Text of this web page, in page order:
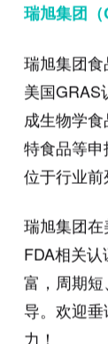
瑞旭集团（
瑞旭集团
美国GRAS
成生物学
特食品等
位于行业前
瑞旭集团
FDA相关
富，周期
导。欢迎
力！